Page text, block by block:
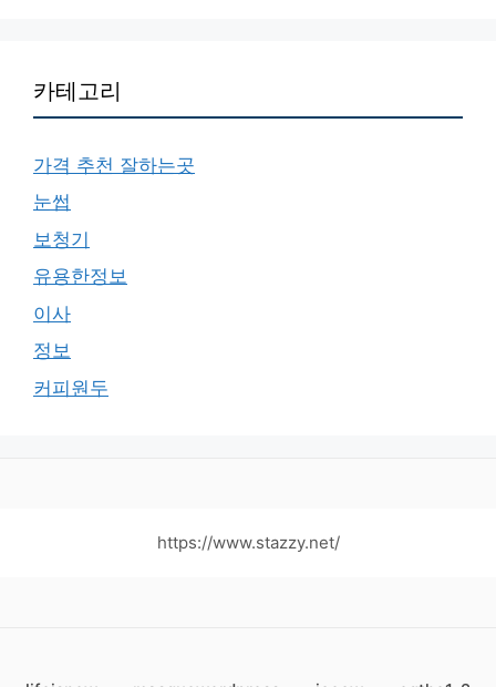
카테고리
가격 추천 잘하는곳
눈썹
보청기
유용한정보
이사
정보
커피원두
https://www.stazzy.net/